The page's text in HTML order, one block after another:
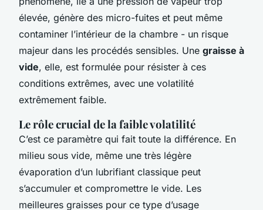
élevée, génère des micro-fuites et peut même
contaminer l’intérieur de la chambre - un risque
majeur dans les procédés sensibles. Une graisse à
vide, elle, est formulée pour résister à ces
conditions extrêmes, avec une volatilité
extrêmement faible.
Le rôle crucial de la faible volatilité
C’est ce paramètre qui fait toute la différence. En
milieu sous vide, même une très légère
évaporation d’un lubrifiant classique peut
s’accumuler et compromettre le vide. Les
meilleures graisses pour ce type d’usage